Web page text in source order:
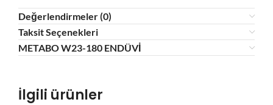
Değerlendirmeler (0)
Taksit Seçenekleri
METABO W23-180 ENDÜVİ
İlgili ürünler